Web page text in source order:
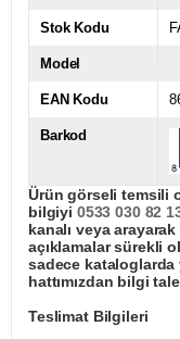
Stok Kodu
Model
EAN Kodu
Barkod
Ürün görseli temsili
bilgiyi 0533 030 82
kanalı veya
açıklamalar sürekli
sadece kataloglarda
hattımızdan bilgi
Teslimat Bilgileri